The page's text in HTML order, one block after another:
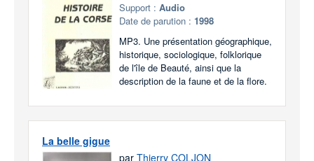
Support : Audio
Date de parution : 1998
MP3. Une présentation géographique,
historique, sociologique, folklorique
de l'île de Beauté, ainsi que la
description de la faune et de la flore.
La belle gigue
par Thierry COLJON